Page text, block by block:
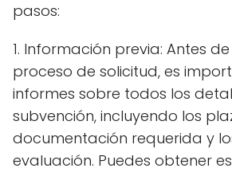
pasos:
1. Información previa: Antes
proceso de solicitud, es
informes sobre todos los
subvención, incluyendo los
documentación requerida y
evaluación. Puedes obtener